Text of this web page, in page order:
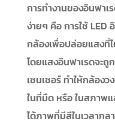
การทำงานของอินฟา
ง่ายๆ คือ การใช้ LED
กล้องเพื่อปล่อยแสงที่
โดยแสงอินฟาเรดจะ
เซนเซอร์ ทำให้กล้อง
ในที่มืด หรือ ในสภาพ
ได้ภาพที่มีสีในเวลากล